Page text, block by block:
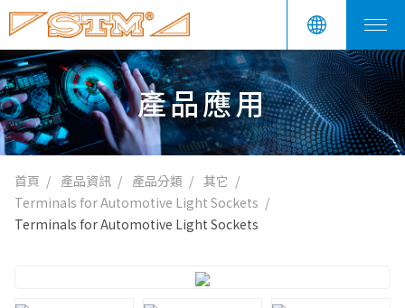
產品應用
首頁 產品資訊 產品分類
其它
Terminals for Automotive Light Sockets
Terminals for Automotive Light Sockets